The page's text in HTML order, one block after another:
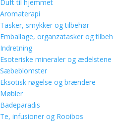
Duft til hjemmet
Aromaterapi
Tasker, smykker og tilbehør
Emballage, organzatasker og
Indretning
Esoteriske mineraler og ædelstene
Sæbeblomster
Eksotisk røgelse og brændere
Møbler
Badeparadis
Te, infusioner og Rooibos